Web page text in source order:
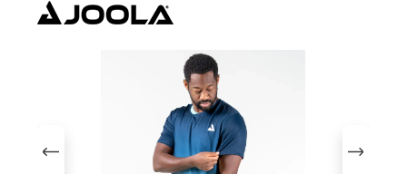
Bildergalerie überspringen